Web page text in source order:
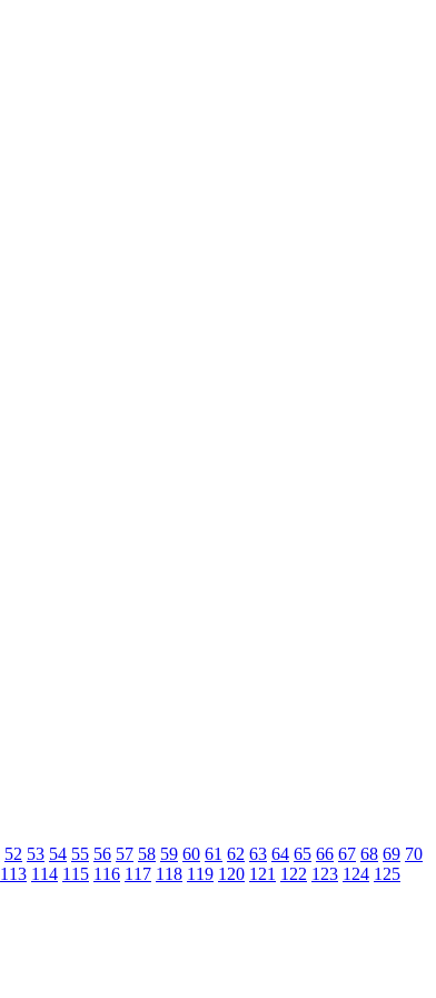
52 53 54 55 56 57 58 59 60 61 62 63 64 65 66 67 68 69 70
113 114 115 116 117 118 119 120 121 122 123 124 125